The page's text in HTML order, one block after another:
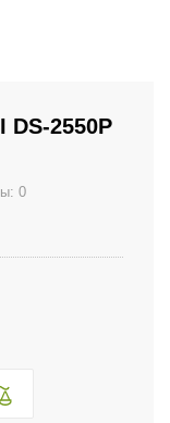
DS-2550P
0